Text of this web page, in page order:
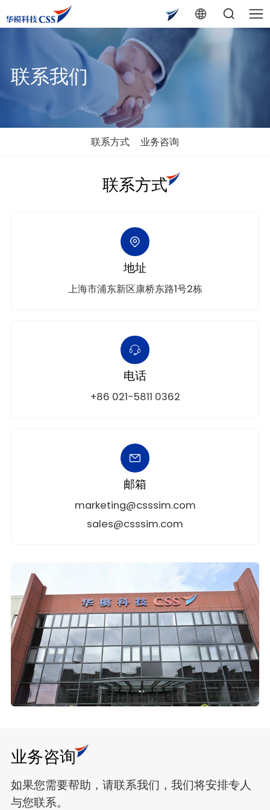
联系我们
联系方式 业务咨询
联系方式
地址
上海市浦东新区康桥东路1号2栋
电话
+86 021-5811 0362
邮箱
marketing@csssim.com
sales@csssim.com
业务咨询
如果您需要帮助，请联系我们，我们将安排专人
与您联系。